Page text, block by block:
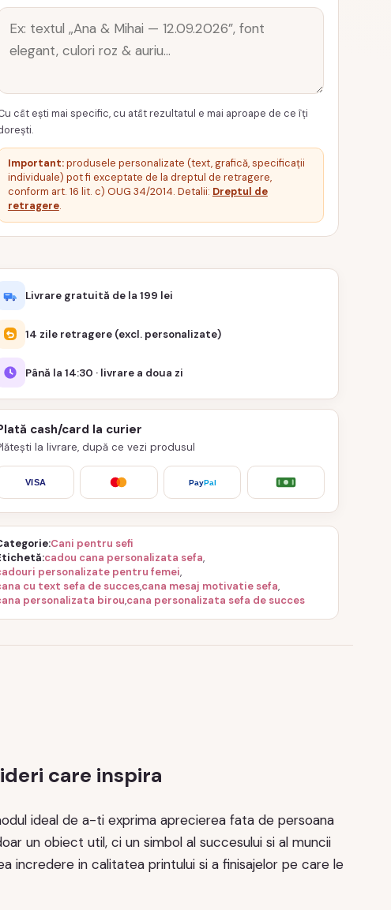
cât ești mai specific, cu atât rezultatul e mai aproape de ce îți
Important:produsele personalizate (text, grafică, specificații
individuale) pot fi exceptate de la dreptul de retragere,
conform art. 16 lit. c) OUG 34/2014. Detalii: Dreptul de
retragere.
Livrare gratuită de la 199 lei
14 zile retragere (excl. personalizate)
Până la 14:30 · livrare a doua zi
cash/card la curier
la livrare, după ce vezi produsul
VISA PayPal
Cani pentru sefi
cadou cana personalizata sefa,
personalizate pentru femei,
cu text sefa de succes,cana mesaj motivatie sefa,
personalizata birou,cana personalizata sefa de succes
care inspira
ideal de a-ti exprima aprecierea fata de persoana
un obiect util, ci un simbol al succesului si al muncii
incredere in calitatea printului si a finisajelor pe care le